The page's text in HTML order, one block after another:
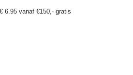
6.95 vanaf €150,- gratis